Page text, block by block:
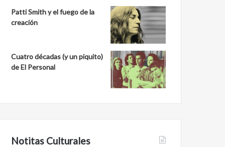
Patti Smith y el fuego de la
creación
Cuatro décadas (y un piquito)
de El Personal
Notitas Culturales